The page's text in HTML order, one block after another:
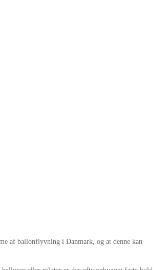
af ballonflyvning i Danmark, og at denne kan